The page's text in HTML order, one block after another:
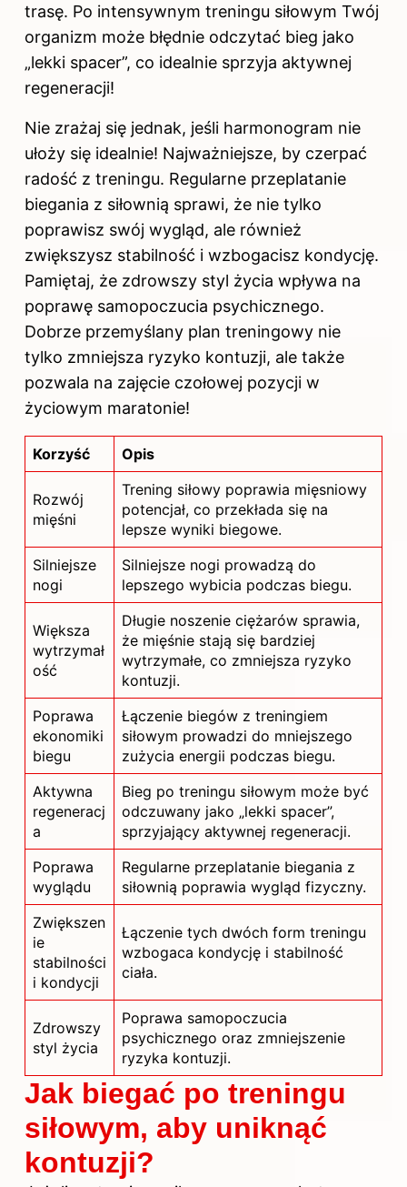
trasę. Po intensywnym treningu siłowym Twój
organizm może błędnie odczytać bieg jako
„lekki spacer”, co idealnie sprzyja aktywnej
regeneracji!
Nie zrażaj się jednak, jeśli harmonogram nie
ułoży się idealnie! Najważniejsze, by czerpać
radość z treningu. Regularne przeplatanie
biegania z siłownią sprawi, że nie tylko
poprawisz swój wygląd, ale również
zwiększysz stabilność i wzbogacisz kondycję.
Pamiętaj, że zdrowszy styl życia wpływa na
poprawę samopoczucia psychicznego.
Dobrze przemyślany plan treningowy nie
tylko zmniejsza ryzyko kontuzji, ale także
pozwala na zajęcie czołowej pozycji w
życiowym maratonie!
Korzyść Opis
Rozwój
mięśni
Trening siłowy poprawia mięsniowy
potencjał, co przekłada się na
lepsze wyniki biegowe.
Silniejsze
nogi
Silniejsze nogi prowadzą do
lepszego wybicia podczas biegu.
Większa
wytrzymał
ość
Długie noszenie ciężarów sprawia,
że mięśnie stają się bardziej
wytrzymałe, co zmniejsza ryzyko
kontuzji.
Poprawa
ekonomiki
biegu
Łączenie biegów z treningiem
siłowym prowadzi do mniejszego
zużycia energii podczas biegu.
Aktywna
regeneracj
a
Bieg po treningu siłowym może być
odczuwany jako „lekki spacer”,
sprzyjający aktywnej regeneracji.
Poprawa
wyglądu
Regularne przeplatanie biegania z
siłownią poprawia wygląd fizyczny.
Zwiększen
ie
stabilności
i kondycji
Łączenie tych dwóch form treningu
wzbogaca kondycję i stabilność
ciała.
Zdrowszy
styl życia
Poprawa samopoczucia
psychicznego oraz zmniejszenie
ryzyka kontuzji.
Jak biegać po treningu
siłowym, aby uniknąć
kontuzji?